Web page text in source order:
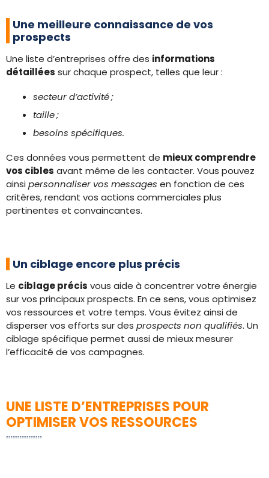
Une meilleure connaissance de vos
prospects
Une liste d’entreprises offre des informations
détaillées sur chaque prospect, telles que leur :
secteur d’activité ;
taille ;
besoins spécifiques.
Ces données vous permettent de mieux comprendre
vos cibles avant même de les contacter. Vous pouvez
ainsipersonnaliser vos messages en fonction de ces
critères, rendant vos actions commerciales plus
pertinentes et convaincantes.
Un ciblage encore plus précis
Le ciblage précis vous aide à concentrer votre énergie
sur vos principaux prospects. En ce sens, vous optimisez
vos ressources et votre temps. Vous évitez ainsi de
disperser vos efforts sur des prospects non qualifiés. Un
ciblage spécifique permet aussi de mieux mesurer
l’efficacité de vos campagnes.
UNE LISTE D’ENTREPRISES POUR
OPTIMISER VOS RESSOURCES